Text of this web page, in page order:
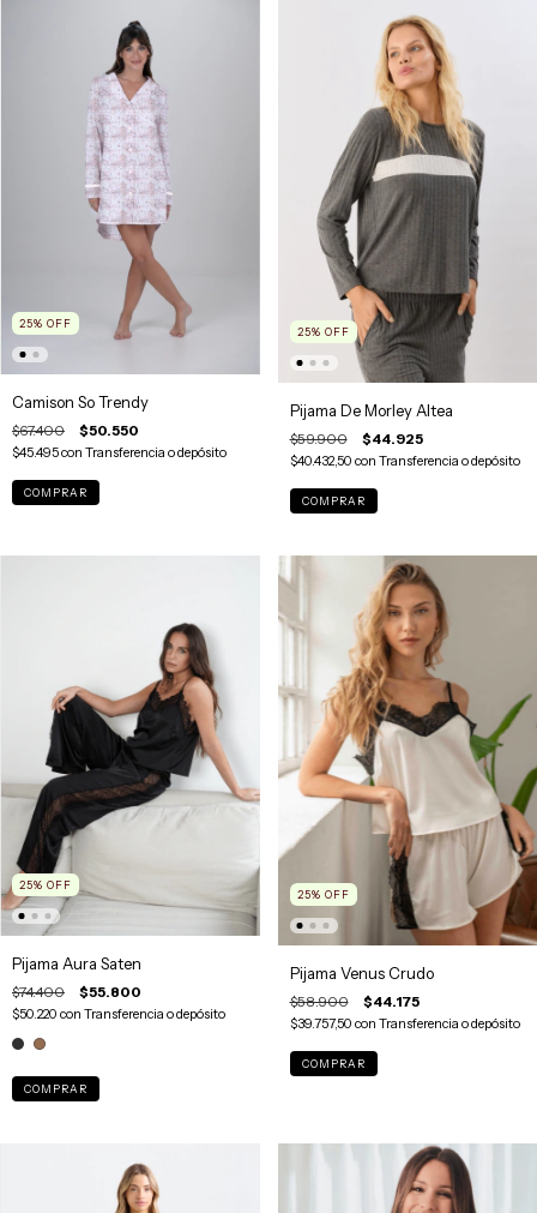
25% OFF
Camison So Trendy
$67.400 $50.550
$45.495con Transferencia o depósito
COMPRAR
25% OFF
Pijama De Morley Altea
$59.900 $44.925
$40.432,50 con Transferencia o depósito
COMPRAR
25% OFF
Pijama Aura Saten
$74.400 $55.800
$50.220 con Transferencia o depósito
COMPRAR
25% OFF
Pijama Venus Crudo
$58.900 $44.175
$39.757,50 con Transferencia o depósito
COMPRAR